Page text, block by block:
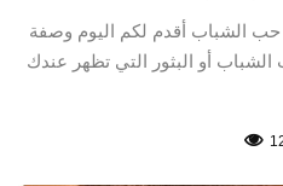
الشباب أقدم لكم اليوم وصفة
أو البثور التي تظهر عندك